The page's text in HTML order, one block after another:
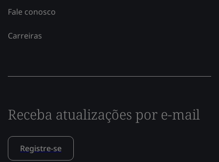
Fale conosco
Carreiras
Receba atualizações por e-mail
Registre-se